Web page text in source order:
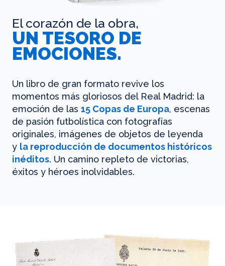
El corazón de la obra,
UN TESORO DE
EMOCIONES.
Un libro de gran formato revive los
momentos más gloriosos del Real Madrid: la
emoción de las 15 Copas de Europa, escenas
de pasión futbolística con fotografías
originales, imágenes de objetos de leyenda
y la reproducción de documentos históricos
inéditos. Un camino repleto de victorias,
éxitos y héroes inolvidables.